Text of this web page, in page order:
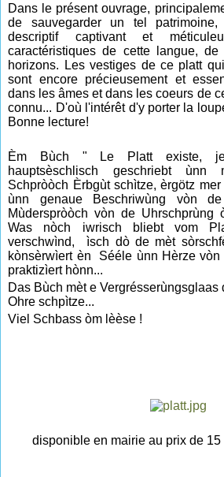
Dans le présent ouvrage,
de sauvegarder un tel
descriptif captivant et
caractéristiques de cette langue,
horizons. Les vestiges de ce platt
sont encore précieusement et
dans les âmes et dans les coeurs de
connu... D'où l'intérêt d'y porter la
Bonne lecture!
Èm Bùch " Le Platt existe,
hauptsèschlisch geschriebt ùnn
Schpròòch Èrbgùt schìtze, èrgötz
ùnn genaue Beschriwùng vòn
Mùderspròòch vòn de
Was nòch iwrisch bliebt vom
verschwìnd, ìsch dò de mèt
kònsèrwìert èn Sééle ùnn Hèrze
praktizìert hònn...
Das Bùch mèt e Vergrésserùngsglaas
Ohre schpìtze...
Viel Schbass òm lèèse !
disponible en mairie au prix de 15